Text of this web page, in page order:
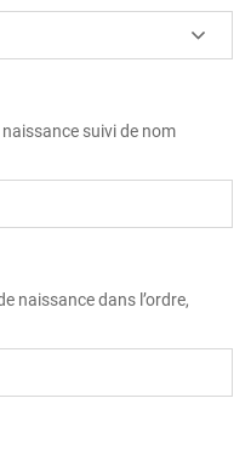
suivi de nom
naissance dans l’ordre,